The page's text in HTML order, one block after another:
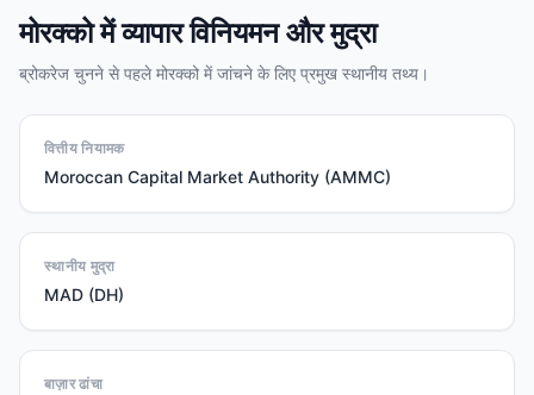
मोरक्को में व्यापार विनियमन और मुद्रा
ब्रोकरेज चुनने से पहले मोरक्को में जांचने के लिए प्रमुख स्थानीय तथ्य।
वित्तीय नियामक
Moroccan Capital Market Authority (AMMC)
स्थानीय मुद्रा
MAD (DH)
बाज़ार ढांचा